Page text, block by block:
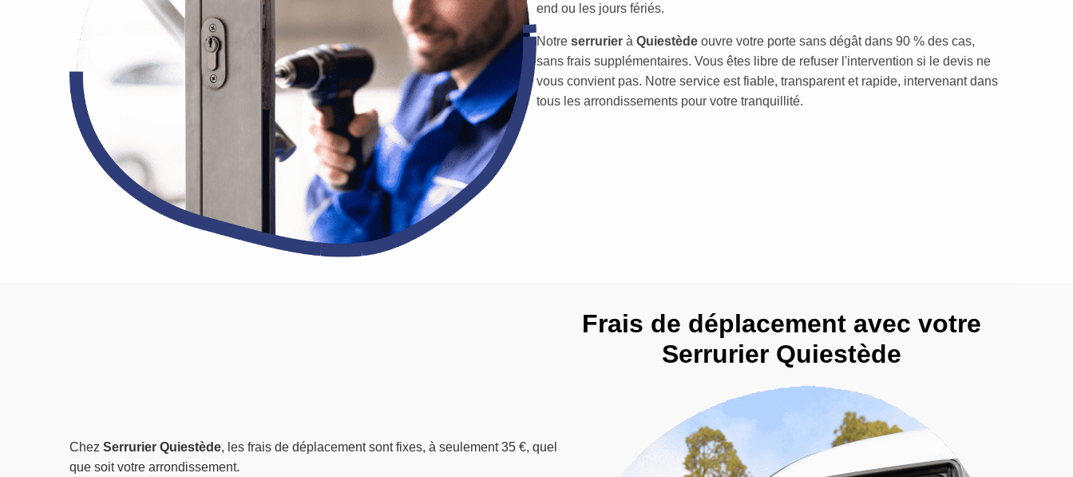
end ou les jours fériés.
Notre serrurier à Quiestède ouvre votre porte sans dégât dans 90 % des cas,
sans frais supplémentaires. Vous êtes libre de refuser l'intervention si le devis ne
vous convient pas. Notre service est fiable, transparent et rapide, intervenant dans
tous les arrondissements pour votre tranquillité.
Chez Serrurier Quiestède, les frais de déplacement sont fixes, à seulement 35 €, quel
que soit votre arrondissement.
Frais de déplacement avec votre
Serrurier Quiestède